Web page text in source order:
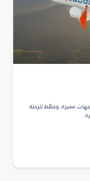
مميزة، وخطّط للرحلة